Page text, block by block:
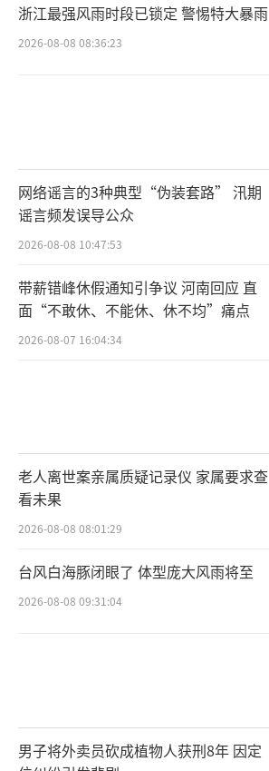
浙江最强风雨时段已锁定 警惕特大暴雨
2026-08-08 08:36:23
网络谣言的3种典型“伪装套路” 汛期
谣言频发误导公众
2026-08-08 10:47:53
带薪错峰休假通知引争议 河南回应 直
面“不敢休、不能休、休不均”痛点
2026-08-07 16:04:34
老人离世案亲属质疑记录仪 家属要求查
看未果
2026-08-08 08:01:29
台风白海豚闭眼了 体型庞大风雨将至
2026-08-08 09:31:04
男子将外卖员砍成植物人获刑8年 因定